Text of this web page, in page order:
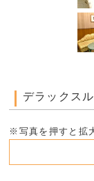
デラックス
※写真を押すと拡